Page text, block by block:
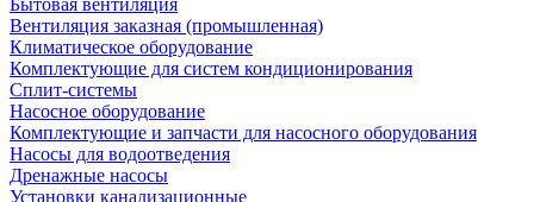
Бытовая вентиляция
Вентиляция заказная (промышленная)
Климатическое оборудование
Комплектующие для систем кондиционирования
Сплит-системы
Насосное оборудование
Комплектующие и запчасти для насосного оборудования
Насосы для водоотведения
Дренажные насосы
Установки канализационные